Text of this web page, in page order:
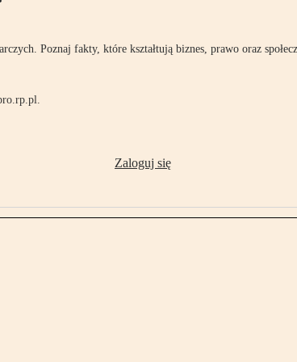
Poznaj fakty, które kształtują biznes, prawo oraz
Zaloguj się